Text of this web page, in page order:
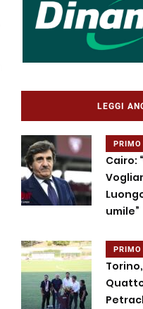
LEGGI
Cairo:
umile”